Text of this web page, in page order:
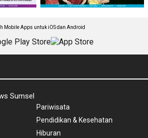
Mobile Apps untuk iOS dan Android
Sumsel
Pariwisata
Pendidikan & Kesehatan
Hiburan